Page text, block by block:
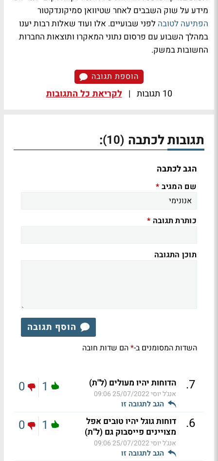
מידע על שוק השבבים לאחר שטיוואן סמיקונדקטור
הפתיעה לטובה לפני שבועיים. אלו ועוד שאלות רבות יענו
במהלך השבוע עם פרסום נתוני המאקרו ותוצאות החברות
החשובות במשק.
הוספת תגובה
10 תגובות | לקריאת כל התגובות
תגובות לכתבה (10)
:
הגב לכתבה
שם המגיב *
כותרת תגובה *
תוכן התגובה
הוסף תגובה
השדות המסומנים ב-*הם שדות חובה
7
. הדוחות יהיו מעולים (ל"ת)
אנג'ל יוסי25/07/2022 09:06
הגב לתגובה זו
1
0
6
.
דוחות גוגל יהיו טובים אפל
מצויינים פייסבוק גם (ל"ת)
אנג'ל יוסי25/07/2022 09:06
הגב לתגובה זו
1
0